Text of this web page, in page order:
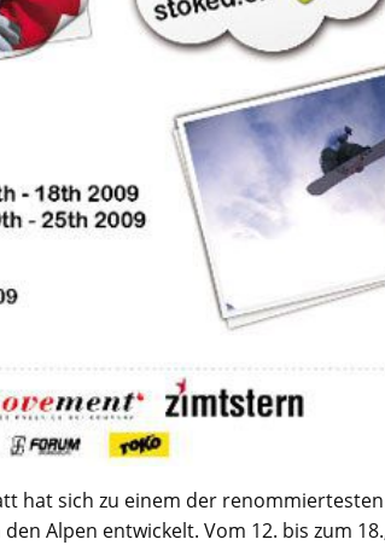
hat sich zu einem der renommiertesten
Alpen entwickelt. Vom 12. bis zum